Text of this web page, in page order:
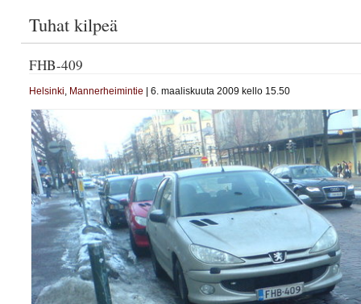
Tuhat kilpeä
FHB-409
Helsinki Mannerheimintie | 6. maaliskuuta 2009 kello 15.50